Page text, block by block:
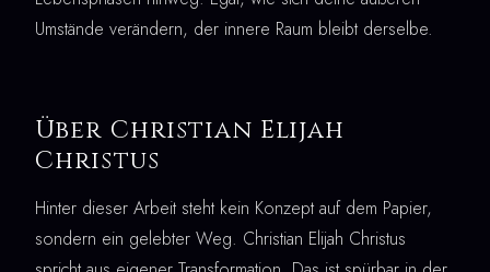
Umstände verändern, der innere Raum bleibt derselbe.
Über Christian Elijah
Christus
Hinter dieser Arbeit steht kein Konzept auf dem Papier,
sondern ein gelebter Weg. Christian Elijah Christus